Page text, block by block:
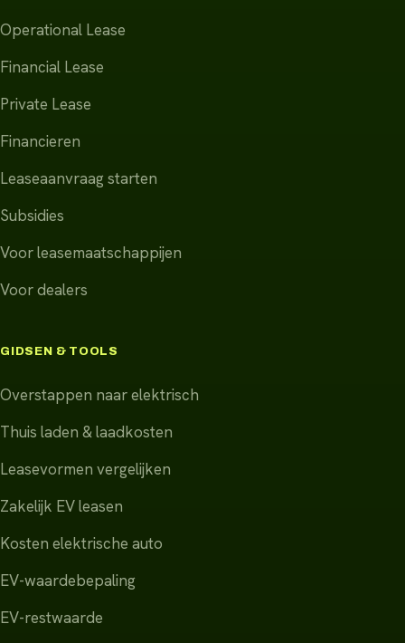
Operational Lease
Financial Lease
Private Lease
Financieren
Leaseaanvraag starten
Subsidies
Voor leasemaatschappijen
Voor dealers
GIDSEN & TOOLS
Overstappen naar elektrisch
Thuis laden & laadkosten
Leasevormen vergelijken
Zakelijk EV leasen
Kosten elektrische auto
EV-waardebepaling
EV-restwaarde